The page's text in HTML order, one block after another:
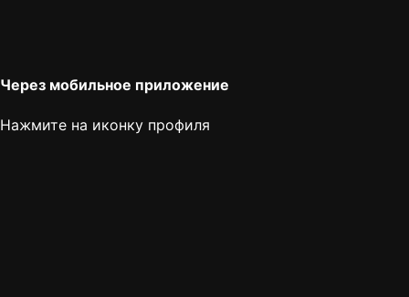
Через мобильное приложение
Нажмите на иконку профиля